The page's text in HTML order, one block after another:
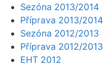
Sezóna 2013/2014
Příprava 2013/2014
Sezóna 2012/2013
Příprava 2012/2013
EHT 2012